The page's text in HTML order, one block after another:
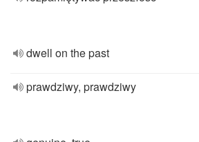
dwell on the past
prawdziwy, prawdziwy